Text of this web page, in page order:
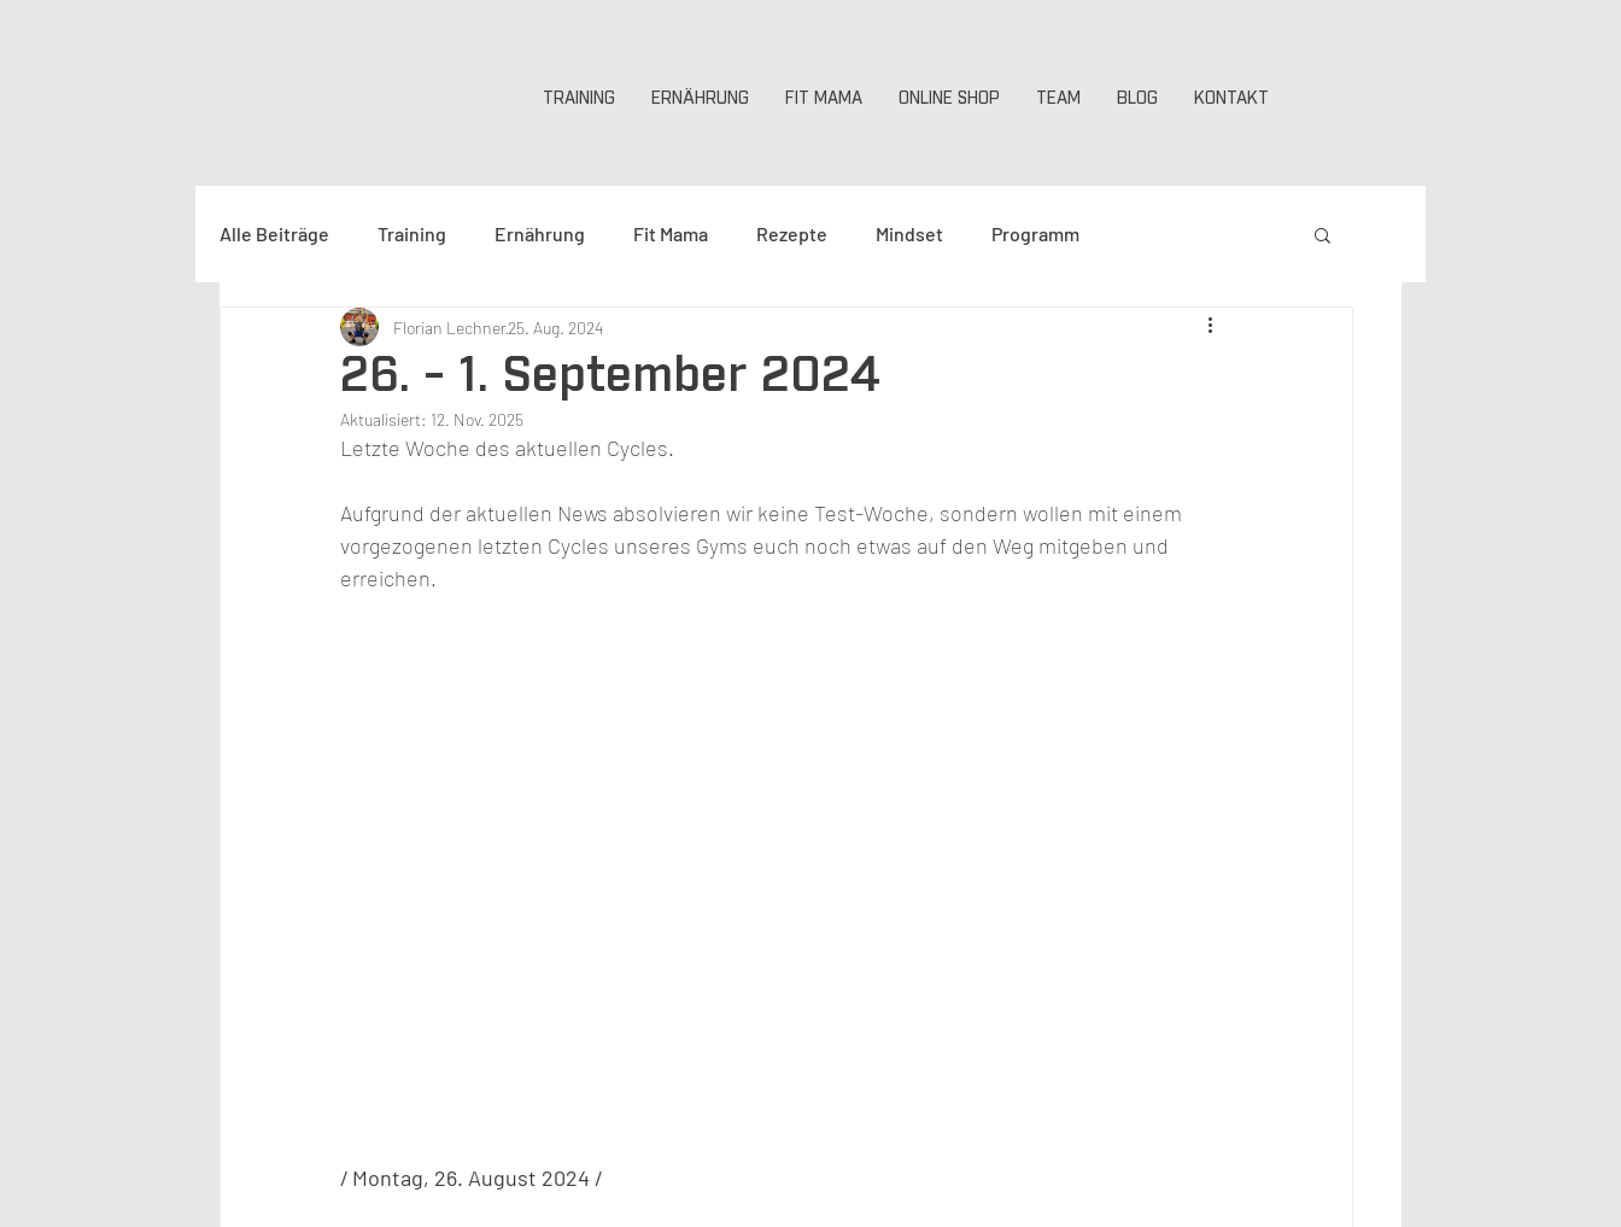
TRAINING ERNÄHRUNG FIT MAMA ONLINE SHOP TEAM BLOG KONTAKT
Alle Beiträge Training Ernährung Fit Mama Rezepte Mindset Programm
26. - 1. September 2024
Florian Lechner25. Aug. 2024
Aktualisiert: 12. Nov. 2025
Letzte Woche des aktuellen Cycles.
Aufgrund der aktuellen News absolvieren wir keine Test-Woche, sondern wollen mit einem
vorgezogenen letzten Cycles unseres Gyms euch noch etwas auf den Weg mitgeben und
erreichen.
/ Montag, 26. August 2024 /